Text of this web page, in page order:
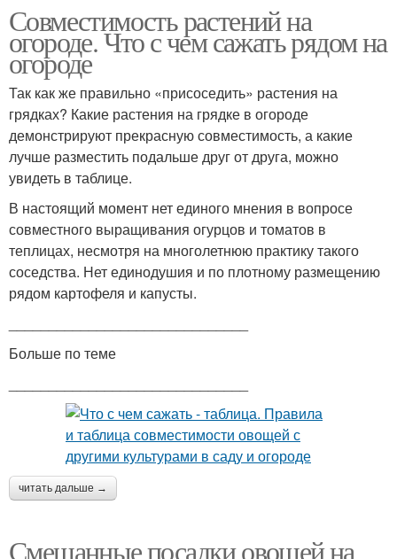
Совместимость растений на
огороде. Что с чем сажать рядом на
огороде
Так как же правильно «присоседить» растения на
грядках? Какие растения на грядке в огороде
демонстрируют прекрасную совместимость, а какие
лучше разместить подальше друг от друга, можно
увидеть в таблице.
В настоящий момент нет единого мнения в вопросе
совместного выращивания огурцов и томатов в
теплицах, несмотря на многолетнюю практику такого
соседства. Нет единодушия и по плотному размещению
рядом картофеля и капусты.
Больше по теме
читать дальше →
Смешанные посадки овощей на